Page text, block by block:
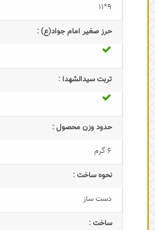
9*11
حرز صغیر امام جواد(ع) :
تربت سیدالشهدا :
حدود وزن محصول :
6 گرم
نحوه ساخت :
دست ساز
ساخت :